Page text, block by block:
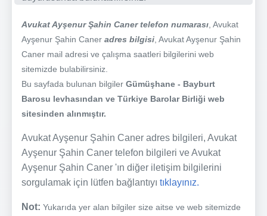
Avukat Ayşenur Şahin Caner telefon numarası , Avukat
Ayşenur Şahin Caner adres bilgisi , Avukat Ayşenur Şahin
Caner mail adresi ve çalışma saatleri bilgilerini web
sitemizde bulabilirsiniz.
Bu sayfada bulunan bilgiler Gümüşhane - Bayburt
Barosu levhasından ve Türkiye Barolar Birliği web
sitesinden alınmıştır.
Avukat Ayşenur Şahin Caner adres bilgileri, Avukat
Ayşenur Şahin Caner telefon bilgileri ve Avukat
Ayşenur Şahin Caner 'ın diğer iletişim bilgilerini
sorgulamak için lütfen bağlantıyı tıklayınız.
Not: Yukarıda yer alan bilgiler size aitse ve web sitemizde